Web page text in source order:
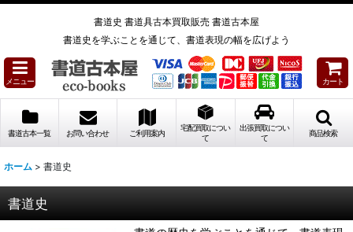
書道史 書道具古本買取販売 書道古本屋
書道史を学ぶことを通じて、書道表現の幅を広げよう
メニュー カート
書道古本一覧 お問い合わせ ご利用案内
宅配買取につい
て
出張買取につい
て
商品検索
ホーム > 書道史
書道史